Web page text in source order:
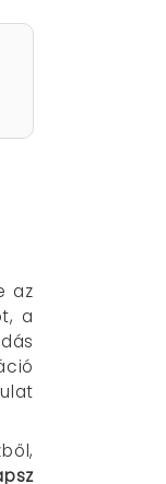
az
a